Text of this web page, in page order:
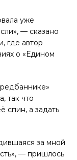
уже
— сказано
где автор
о «Едином
так что
спин, а задать
за мной
— пришлось